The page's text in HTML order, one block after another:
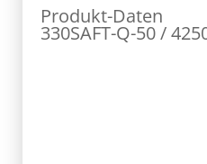
Produkt-Daten
330SAFT-Q-50 /